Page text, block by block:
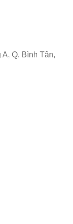
Q. Bình Tân,